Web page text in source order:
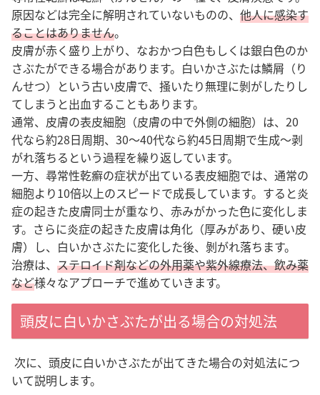
原因などは完全に解明されていないものの、 他人に感染す
ることはありません。
皮膚が赤く盛り上がり、なおかつ白色もしくは銀白色のか
さぶたができる場合があります。白いかさぶたは鱗屑（り
んせつ）という古い皮膚で、掻いたり無理に剝がしたりし
てしまうと出血することもあります。
通常、皮膚の表皮細胞（皮膚の中で外側の細胞）は、20
代なら約28日周期、30～40代なら約45日周期で生成～剥
がれ落ちるという過程を繰り返しています。
一方、尋常性乾癬の症状が出ている表皮細胞では、通常の
細胞より10倍以上のスピードで成長しています。すると炎
症の起きた皮膚同士が重なり、赤みがかった色に変化しま
す。さらに炎症の起きた皮膚は角化（厚みがあり、硬い皮
膚）し、白いかさぶたに変化した後、剝がれ落ちます。
治療は、 ステロイド剤などの外用薬や紫外線療法、飲み薬
など様々なアプローチで進めていきます。
頭皮に白いかさぶたが出る場合の対処法
次に、頭皮に白いかさぶたが出てきた場合の対処法につ
いて説明します。